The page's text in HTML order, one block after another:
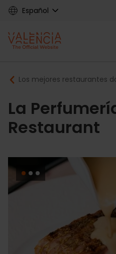
Skip
content
Español
Main
navigation
Breadcrumb
Los mejores restaurantes
La
Restaurant